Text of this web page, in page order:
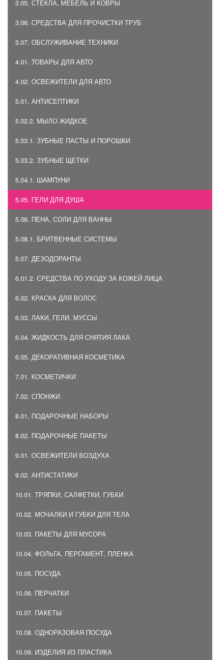
3.05. СТЕКЛА, МЕБЕЛЬ И КОВРЫ
3.06. СРЕДСТВА ДЛЯ ПРОЧИСТКИ ТРУБ
3.07. ОБСЛУЖИВАНИЕ ТЕХНИКИ
4.01. ТОВАРЫ ДЛЯ АВТО
4.02. ОСВЕЖИТЕЛИ ДЛЯ АВТО
5.01. АНТИСЕПТИКИ
5.02.2. МЫЛО ЖИДКОЕ
5.03.1. ЗУБНЫЕ ПАСТЫ И ПОРОШКИ
5.03.2. ЗУБНЫЕ ЩЕТКИ
5.04.1. ШАМПУНИ
5.05. ГЕЛИ ДЛЯ ДУША
5.06. ПЕНА, СОЛИ ДЛЯ ВАННЫ
5.08.1. БРИТВЕННЫЕ СИСТЕМЫ
5.07. ДЕЗОДОРАНТЫ
6.01.2. СРЕДСТВА ПО УХОДУ ЗА КОЖЕЙ ЛИЦА
6.02. КРАСКА ДЛЯ ВОЛОС
6.03. ЛАКИ, ГЕЛИ, МУССЫ
6.04. ЖИДКОСТЬ ДЛЯ СНЯТИЯ ЛАКА
6.05. ДЕКОРАТИВНАЯ КОСМЕТИКА
7.01. КОСМЕТИЧКИ
7.02. СПОНЖИ
8.01. ПОДАРОЧНЫЕ НАБОРЫ
8.02. ПОДАРОЧНЫЕ ПАКЕТЫ
9.01. ОСВЕЖИТЕЛИ ВОЗДУХА
9.02. АНТИСТАТИКИ
10.01. ТРЯПКИ, САЛФЕТКИ, ГУБКИ
10.02. МОЧАЛКИ И ГУБКИ ДЛЯ ТЕЛА
10.03. ПАКЕТЫ ДЛЯ МУСОРА
10.04. ФОЛЬГА, ПЕРГАМЕНТ, ПЛЕНКА
10.05. ПОСУДА
10.06. ПЕРЧАТКИ
10.07. ПАКЕТЫ
10.08. ОДНОРАЗОВАЯ ПОСУДА
10.09. ИЗДЕЛИЯ ИЗ ПЛАСТИКА